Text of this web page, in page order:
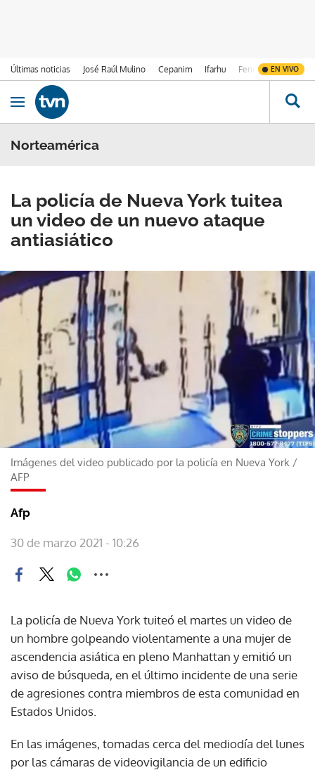
Últimas noticias José Raúl Mulino Cepanim Ifarhu Fenómeno de El
EN VIVO
Ir al contenido
Obrir navegació
Norteamérica
La policía de Nueva York tuitea
un video de un nuevo ataque
antiasiático
Imágenes del video publicado por la policía en Nueva York /
AFP
Afp
30 de marzo 2021 - 10:26
La policía de Nueva York tuiteó el martes un video de
un hombre golpeando violentamente a una mujer de
ascendencia asiática en pleno Manhattan y emitió un
aviso de búsqueda, en el último incidente de una serie
de agresiones contra miembros de esta comunidad en
Estados Unidos.
En las imágenes, tomadas cerca del mediodía del lunes
por las cámaras de videovigilancia de un edificio